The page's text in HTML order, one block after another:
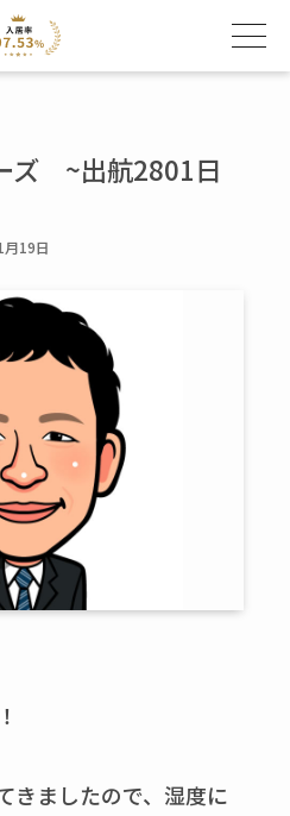
ズ ~出航2801日
19日
きましたので、湿度に